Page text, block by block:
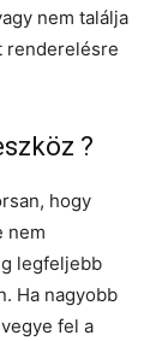
nem találja
renderelésre
?
hogy
nem
legfeljebb
Ha nagyobb
fel a